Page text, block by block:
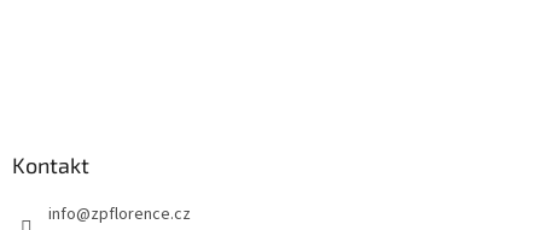
Kontakt
info@zpflorence.cz